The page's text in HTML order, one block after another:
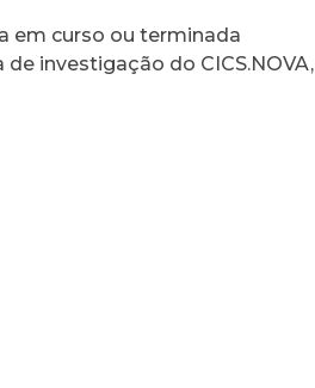
em curso ou terminada
investigação do CICS.NOVA,